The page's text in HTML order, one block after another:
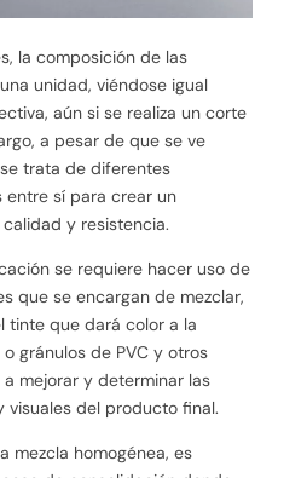
la composición de las
unidad, viéndose igual
aún si se realiza un corte
a pesar de que se ve
trata de diferentes
entre sí para crear un
y resistencia.
se requiere hacer uso de
que se encargan de mezclar,
tinte que dará color a la
gránulos de PVC y otros
mejorar y determinar las
del producto final.
mezcla homogénea, es